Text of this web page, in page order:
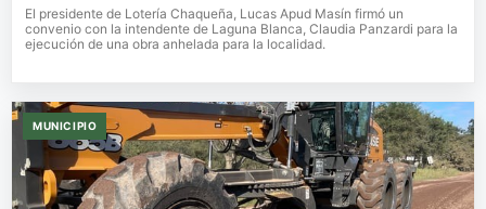
El presidente de Lotería Chaqueña, Lucas Apud Masín firmó un
convenio con la intendente de Laguna Blanca, Claudia Panzardi para la
ejecución de una obra anhelada para la localidad.
MUNICIPIO